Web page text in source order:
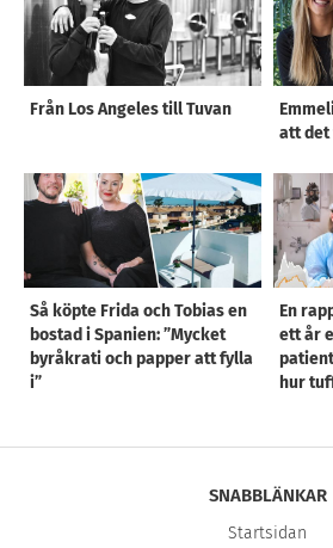
Från Los Angeles till Tuvan
att det
Så köpte Frida och Tobias en
bostad i Spanien: ”Mycket
byråkrati och papper att fylla
i”
En
ett år
hur
SNABBLÄNKAR
Startsidan